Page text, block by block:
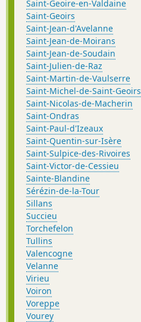
Saint-Geoire-en-Valdaine
Saint-Geoirs
Saint-Jean-d'Avelanne
Saint-Jean-de-Moirans
Saint-Jean-de-Soudain
Saint-Julien-de-Raz
Saint-Martin-de-Vaulserre
Saint-Michel-de-Saint-Geoirs
Saint-Nicolas-de-Macherin
Saint-Ondras
Saint-Paul-d'Izeaux
Saint-Quentin-sur-Isère
Saint-Sulpice-des-Rivoires
Saint-Victor-de-Cessieu
Sainte-Blandine
Sérézin-de-la-Tour
Sillans
Succieu
Torchefelon
Tullins
Valencogne
Velanne
Virieu
Voiron
Voreppe
Vourey